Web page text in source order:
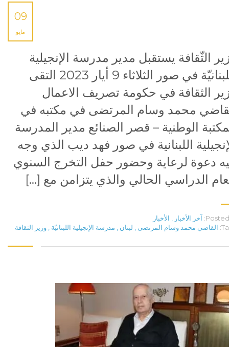
09
مايو
الثّقافة يستقبل مدير مدرسة الإنجيلية
اللبنانيّة في صور الثلاثاء 9 أيار 2023 التقى
الثقافة في حكومة تصريف الاعمال
محمد وسام المرتضى في مكتبه في
الوطنية – قصر الصنائع مدير المدرسة
اللبنانية في صور فهد ديب الذي وجه
دعوة لرعاية وحضور حفل التخرج السنوي
الدراسي الحالي والذي يتزامن مع […]
Posted آخر الأخبار
الأخبار
القاضي محمد وسام المرتضى لبنان مدرسة الإنجيلية اللبنانيّة وزير الثقافة